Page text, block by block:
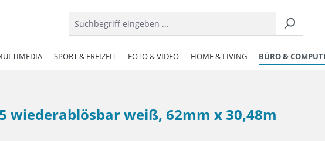
SPORT & FREIZEIT FOTO & VIDEO HOME & LIVING BÜRO &
wiederablösbar weiß, 62mm x 30,48m